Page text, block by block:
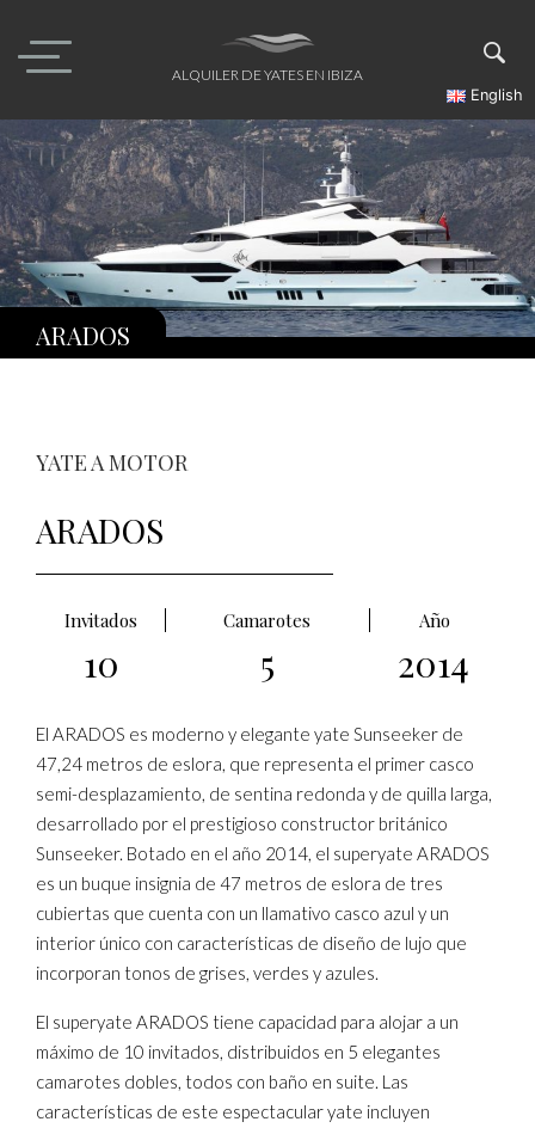
content
ALQUILER DE YATES EN IBIZA
English
ARADOS
YATE A MOTOR
ARADOS
Invitados Camarotes Año
10 5 2014
El ARADOS es moderno y elegante yate Sunseeker de
47,24 metros de eslora, que representa el primer casco
semi-desplazamiento, de sentina redonda y de quilla larga,
desarrollado por el prestigioso constructor británico
Sunseeker. Botado en el año 2014, el superyate ARADOS
es un buque insignia de 47 metros de eslora de tres
cubiertas que cuenta con un llamativo casco azul y un
interior único con características de diseño de lujo que
incorporan tonos de grises, verdes y azules.
El superyate ARADOS tiene capacidad para alojar a un
máximo de 10 invitados, distribuidos en 5 elegantes
camarotes dobles, todos con baño en suite. Las
características de este espectacular yate incluyen